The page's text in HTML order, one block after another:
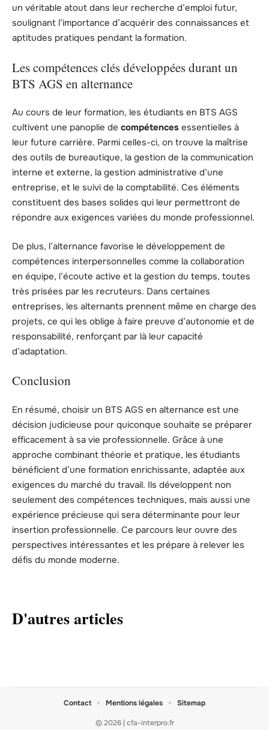
un véritable atout dans leur recherche d’emploi futur,
soulignant l’importance d’acquérir des connaissances et
aptitudes pratiques pendant la formation.
Les compétences clés développées durant un
BTS AGS en alternance
Au cours de leur formation, les étudiants en BTS AGS
cultivent une panoplie de compétences essentielles à
leur future carrière. Parmi celles-ci, on trouve la maîtrise
des outils de bureautique, la gestion de la communication
interne et externe, la gestion administrative d’une
entreprise, et le suivi de la comptabilité. Ces éléments
constituent des bases solides qui leur permettront de
répondre aux exigences variées du monde professionnel.
De plus, l’alternance favorise le développement de
compétences interpersonnelles comme la collaboration
en équipe, l’écoute active et la gestion du temps, toutes
très prisées par les recruteurs. Dans certaines
entreprises, les alternants prennent même en charge des
projets, ce qui les oblige à faire preuve d’autonomie et de
responsabilité, renforçant par là leur capacité
d’adaptation.
Conclusion
En résumé, choisir un BTS AGS en alternance est une
décision judicieuse pour quiconque souhaite se préparer
efficacement à sa vie professionnelle. Grâce à une
approche combinant théorie et pratique, les étudiants
bénéficient d’une formation enrichissante, adaptée aux
exigences du marché du travail. Ils développent non
seulement des compétences techniques, mais aussi une
expérience précieuse qui sera déterminante pour leur
insertion professionnelle. Ce parcours leur ouvre des
perspectives intéressantes et les prépare à relever les
défis du monde moderne.
D'autres articles
© 2026 | cfa-interpro.fr
Contact Mentions légales Sitemap